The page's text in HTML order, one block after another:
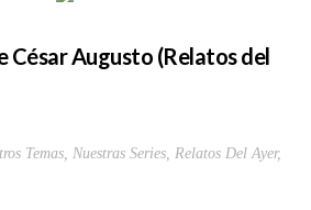
César Augusto (Relatos del
Temas, Nuestras Series, Relatos Del Ayer,